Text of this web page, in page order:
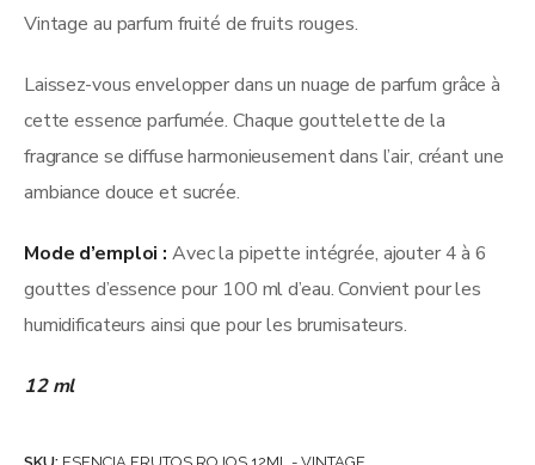
Vintage au parfum fruité de fruits rouges.
Laissez-vous envelopper dans un nuage de parfum grâce à
cette essence parfumée. Chaque gouttelette de la
fragrance se diffuse harmonieusement dans l’air, créant une
ambiance douce et sucrée.
Mode d’emploi : Avec la pipette intégrée, ajouter 4 à 6
gouttes d’essence pour 100 ml d’eau. Convient pour les
humidificateurs ainsi que pour les brumisateurs.
12 ml